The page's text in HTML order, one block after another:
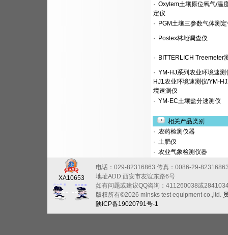
· Oxytem土壤原位氧气/温
定仪
· PGM土壤三参数气体测
· Postex林地调查仪
· BITTERLICH Treemeter
· YM-HJ系列农业环境速测
HJ1农业环境速测仪/YM-
境速测仪
· YM-EC土壤盐分速测仪
相关产品类别
· 农药检测仪器
· 土肥仪
· 农业气象检测仪器
XA10653
电话：029-82316863 传真：0086-29-
地址ADD:西安市友谊东路6号
如有问题或建议QQ咨询：411260038或
版权所有©2026 minsks test equipment co.,ltd.
陕ICP备19020791号-1